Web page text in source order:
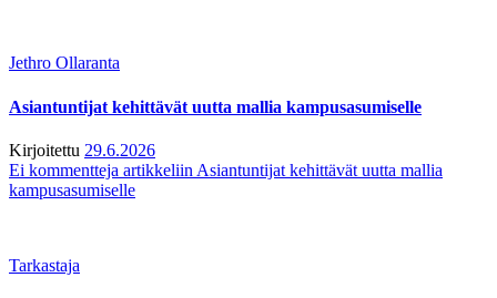
Jethro Ollaranta
Asiantuntijat kehittävät uutta mallia kampusasumiselle
Kirjoitettu 29.6.2026
Ei kommentteja artikkeliin Asiantuntijat kehittävät uutta mallia
kampusasumiselle
Tarkastaja